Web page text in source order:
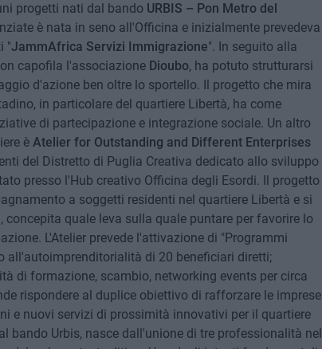
progetti nati dal bando URBIS – Pon Metro del
è nata in seno all'Officina e inizialmente prevedeva
"JammAfrica Servizi Immigrazione". In seguito alla
capofila l'associazione Dioubo, ha potuto strutturarsi
d'azione ben oltre lo sportello. Il progetto che mira
in particolare del quartiere Libertà, ha come
di partecipazione e integrazione sociale. Un altro
è Atelier for Outstanding and Different Enterprises
del Distretto di Puglia Creativa dedicato allo sviluppo
presso l'Hub creativo Officina degli Esordi. Il progetto
a soggetti residenti nel quartiere Libertà e si
quale leva sulla quale puntare per favorire lo
L'Atelier prevede l'attivazione di "Programmi
all'autoimprenditorialità di 20 beneficiari diretti;
di formazione, scambio, networking events per circa
rispondere al duplice obiettivo di rafforzare le imprese
e nuovi servizi di prossimità innovativi per il quartiere
bando Urbis, nasce dall'unione di tre professionalità nel